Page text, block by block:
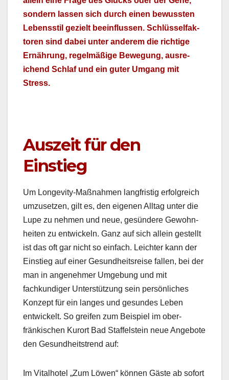
son­dern lassen sich durch einen bewussten
Lebensstil gezielt bee­in­flussen. Schlüs­selfak­
toren sind dabei unter anderem die richtige
Ernährung, regelmäßige Bewe­gung, aus­re­
ichend Schlaf und ein guter Umgang mit
Stress.
Auszeit für den
Einstieg
Um Longevi­ty-Maß­nah­men langfristig erfol­gre­ich
umzuset­zen, gilt es, den eige­nen All­t­ag unter die
Lupe zu nehmen und neue, gesün­dere Gewohn­
heit­en zu entwick­eln. Ganz auf sich allein gestellt
ist das oft gar nicht so ein­fach. Leichter kann der
Ein­stieg auf ein­er Gesund­heit­sreise fall­en, bei der
man in angenehmer Umge­bung und mit
fachkundi­ger Unter­stützung sein per­sön­lich­es
Konzept für ein langes und gesun­des Leben
entwick­elt. So greifen zum Beispiel im ober­
fränkischen Kurort Bad Staffel­stein neue Ange­bote
den Gesund­heit­strend auf:
Im Vital­ho­tel „Zum Löwen“ kön­nen Gäste ab sofort